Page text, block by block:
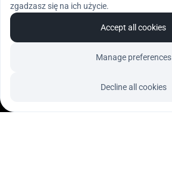
zgadzasz się na ich użycie.
Decline all cookies
Manage preferences
Accept all cookies